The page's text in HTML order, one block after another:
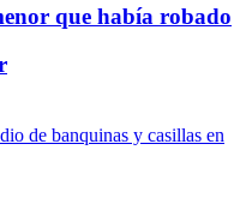
que había robado